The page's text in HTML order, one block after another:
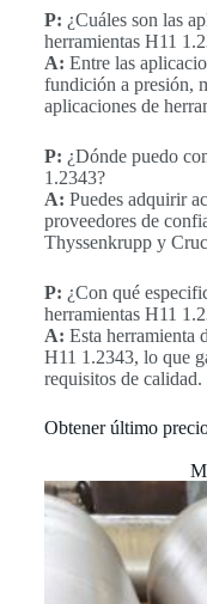
P: ¿Cuáles son las
herramientas H11
A: Entre las
fundición a presión,
aplicaciones de
P: ¿Dónde puedo
1.2343?
A: Puedes adquirir
proveedores de
Thyssenkrupp y
P: ¿Con qué
herramientas H11
A: Esta herramienta
H11 1.2343, lo que
requisitos de calidad.
Obtener último